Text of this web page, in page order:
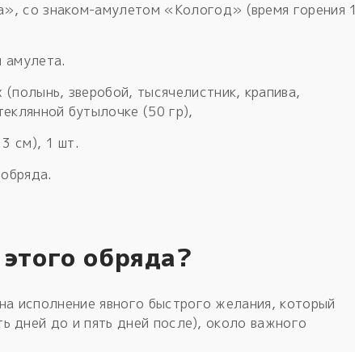
со знаком-амулетом «Кологод» (время горения 1
амулета.
зверобой, тысячелистник, крапива,
бутылочке (50 гр),
см), 1 шт.
обряда?
исполнение явного быстрого желания, который
дней до и пять дней после), около важного